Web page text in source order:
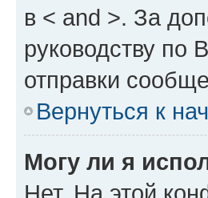
в < and >. За
руководству по
отправки
Вернуться к
Могу ли я
Нет. На этой